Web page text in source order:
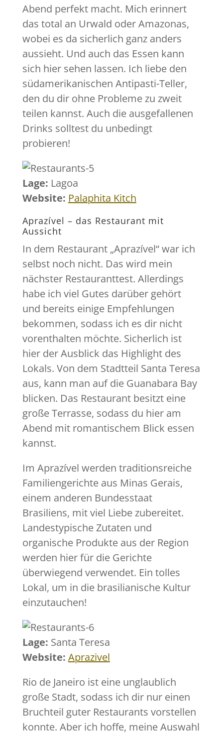
Abend perfekt macht. Mich erinnert
das total an Urwald oder Amazonas,
wobei es da sicherlich ganz anders
aussieht. Und auch das Essen kann
sich hier sehen lassen. Ich liebe den
südamerikanischen Antipasti-Teller,
den du dir ohne Probleme zu zweit
teilen kannst. Auch die ausgefallenen
Drinks solltest du unbedingt
probieren!
Lage: Lagoa
Website: Palaphita Kitch
Aprazível – das Restaurant mit
Aussicht
In dem Restaurant „Aprazível“ war ich
selbst noch nicht. Das wird mein
nächster Restauranttest. Allerdings
habe ich viel Gutes darüber gehört
und bereits einige Empfehlungen
bekommen, sodass ich es dir nicht
vorenthalten möchte. Sicherlich ist
hier der Ausblick das Highlight des
Lokals. Von dem Stadtteil Santa Teresa
aus, kann man auf die Guanabara Bay
blicken. Das Restaurant besitzt eine
große Terrasse, sodass du hier am
Abend mit romantischem Blick essen
kannst.
Im Aprazível werden traditionsreiche
Familiengerichte aus Minas Gerais,
einem anderen Bundesstaat
Brasiliens, mit viel Liebe zubereitet.
Landestypische Zutaten und
organische Produkte aus der Region
werden hier für die Gerichte
überwiegend verwendet. Ein tolles
Lokal, um in die brasilianische Kultur
einzutauchen!
Lage: Santa Teresa
Website: Aprazivel
Rio de Janeiro ist eine unglaublich
große Stadt, sodass ich dir nur einen
Bruchteil guter Restaurants vorstellen
konnte. Aber ich hoffe, meine Auswahl